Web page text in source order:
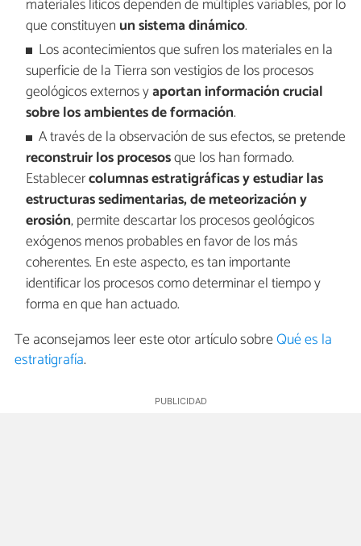
materiales líticos dependen de múltiples variables, por lo
que constituyen unsistema dinámico.
Los acontecimientos que sufren los materiales en la
superficie de la Tierra son vestigios de los procesos
geológicos externos yaportan información crucial
sobre losambientes de formación.
A través de la observación de sus efectos, se pretende
reconstruir los procesosque los han formado.
Establecercolumnas estratigráficas y estudiar las
estructuras sedimentarias, de meteorización y
erosión, permite descartar los procesos geológicos
exógenos menos probables en favor de los más
coherentes. En este aspecto, es tan importante
identificar los procesos como determinar el tiempo y
forma en que han actuado.
Te aconsejamos leer este otor artículo sobreQué es la
estratigrafía.